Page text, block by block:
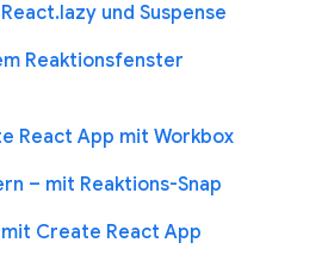
und Suspense
Reaktionsfenster
React App mit Workbox
– mit Reaktions-Snap
Create React App